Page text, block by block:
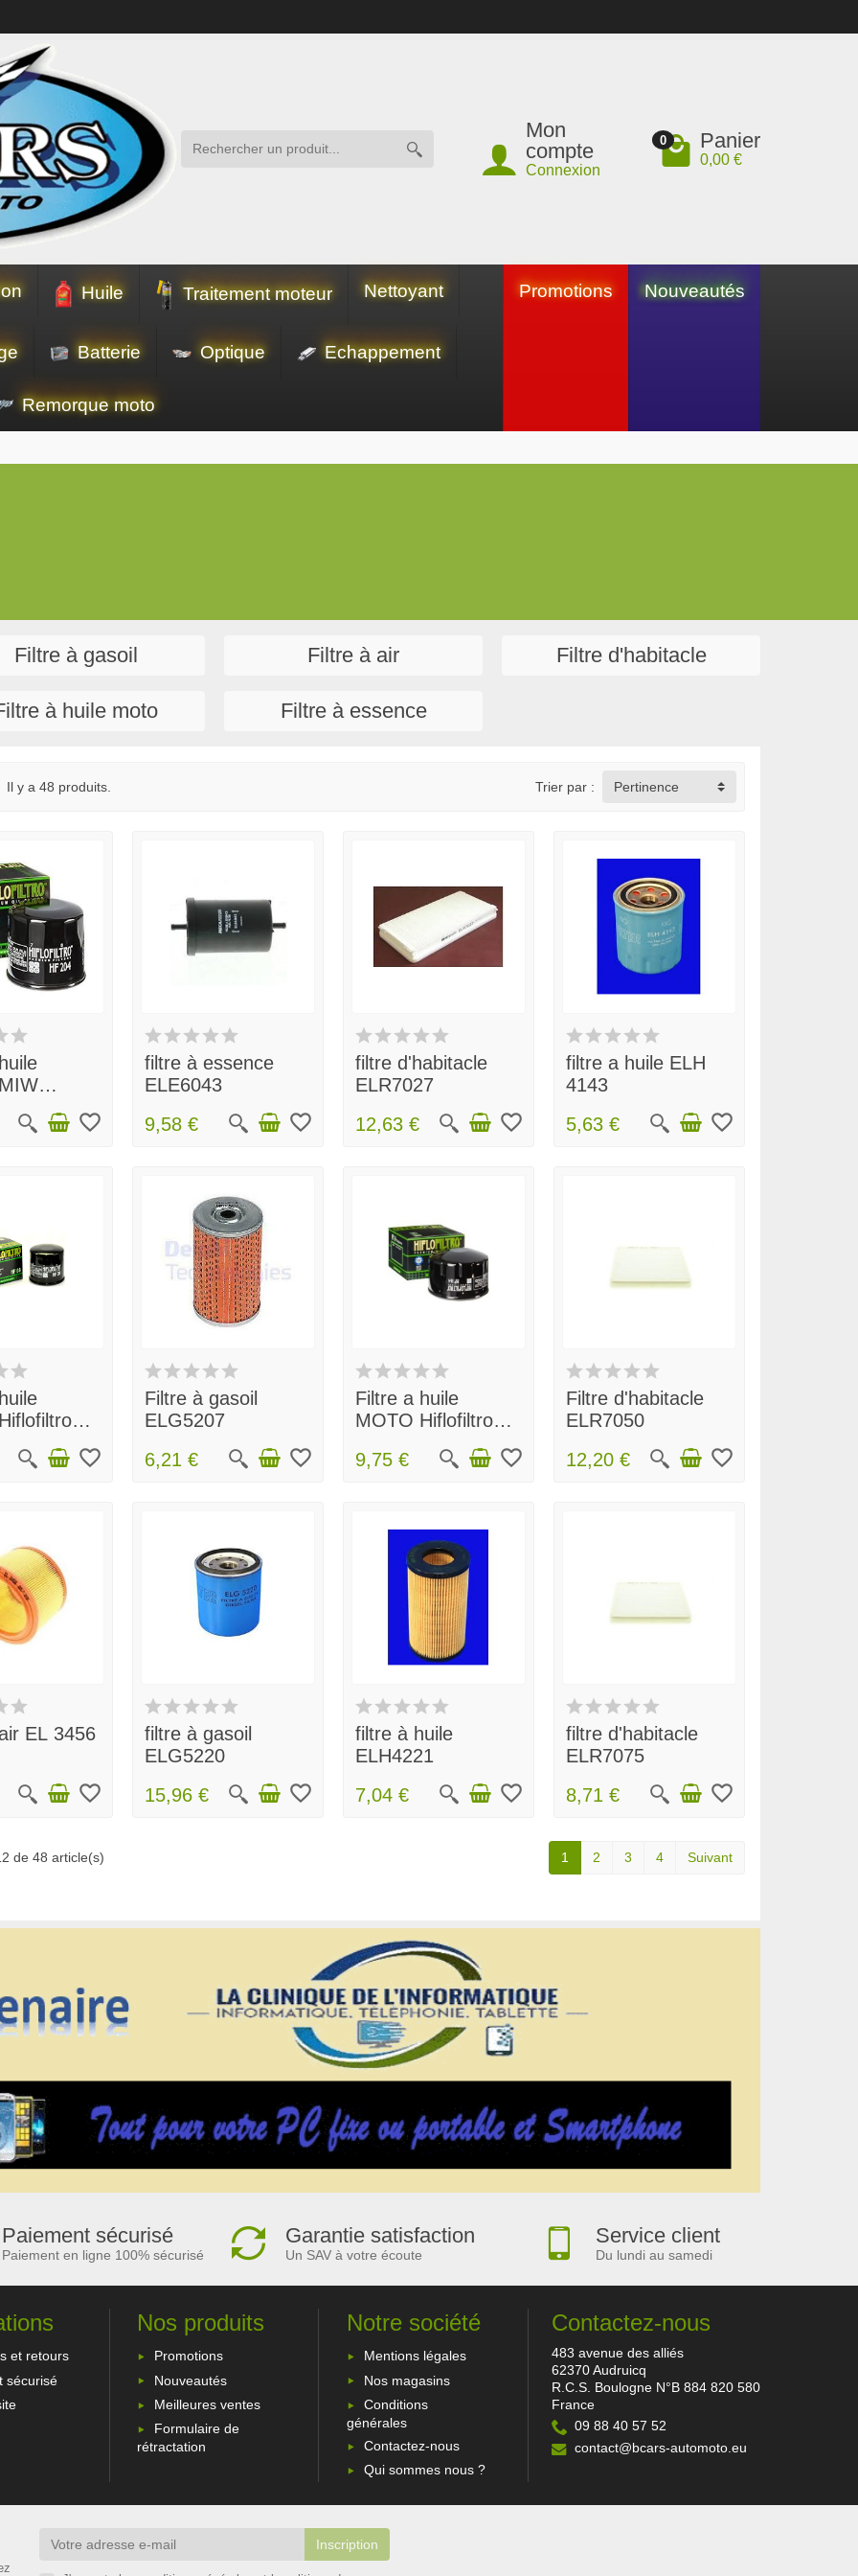
Mon
compte
Connexion
0 Panier
0,00 €
Huile Traitement moteur Nettoyant
Batterie Optique Echappement
Remorque moto
Promotions Nouveautés
Filtre à gasoil Filtre à air Filtre d'habitacle
à huile moto Filtre à essence
Il y a 48 produits. Trier par : Pertinence
favorite_border
filtre à essence
ELE6043
9,58 €
favorite_border
filtre d'habitacle
ELR7027
12,63 €
favorite_border
filtre a huile ELH
4143
5,63 €
favorite_border
favorite_border
Filtre à gasoil
ELG5207
6,21 €
favorite_border
Filtre a huile
MOTO Hiflofiltro
9,75 €
favorite_border
Filtre d'habitacle
ELR7050
12,20 €
favorite_border
EL 3456
favorite_border
filtre à gasoil
ELG5220
15,96 €
favorite_border
filtre à huile
ELH4221
7,04 €
favorite_border
filtre d'habitacle
ELR7075
8,71 €
favorite_border
de 48 article(s) 1 2 3 4 Suivant
Paiement sécurisé
Paiement en ligne 100% sécurisé
Garantie satisfaction
Un SAV à votre écoute
Service client
Du lundi au samedi
et retours
sécurisé
Nos produits
Promotions
Nouveautés
Meilleures ventes
Formulaire de
rétractation
Notre société
Mentions légales
Nos magasins
Conditions
générales
Contactez-nous
Qui sommes nous ?
Contactez-nous
483 avenue des alliés
62370 Audruicq
R.C.S. Boulogne N°B 884 820 580
France
09 88 40 57 52
contact@bcars-automoto.eu